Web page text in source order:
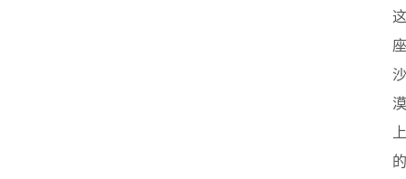
这
座
沙
漠
上
的